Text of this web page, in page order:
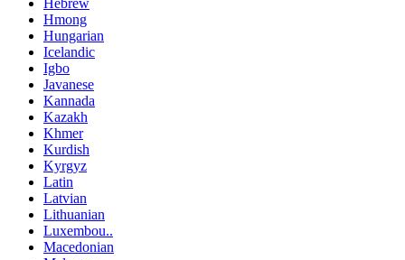
Hebrew
Hmong
Hungarian
Icelandic
Igbo
Javanese
Kannada
Kazakh
Khmer
Kurdish
Kyrgyz
Latin
Latvian
Lithuanian
Luxembou..
Macedonian